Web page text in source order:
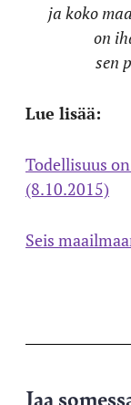
ja koko
on
sen
Lue lisää:
Todellisuus
(8.10.2015)
Seis
Jaa